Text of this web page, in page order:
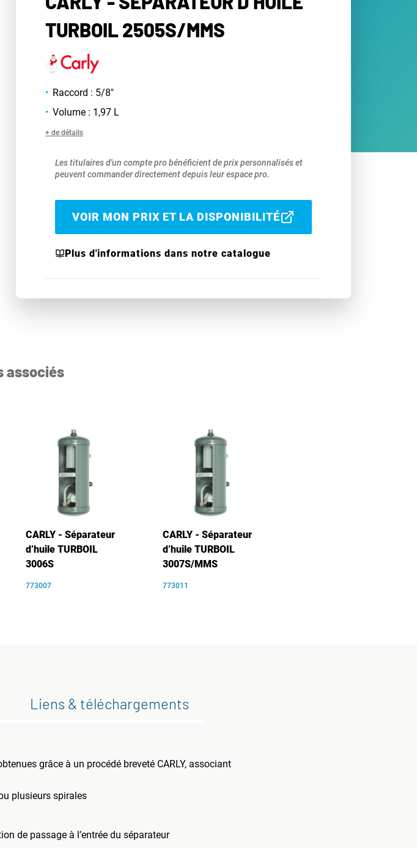
TURBOIL 2505S/MMS
Raccord : 5/8"
Volume : 1,97 L
+ de détails
Les titulaires d'un compte pro bénéficient de prix personnalisés et
peuvent commander directement depuis leur espace pro.
VOIR MON PRIX ET LA DISPONIBILITÉ
Plus d'informations dans notre catalogue
associés
CARLY - Séparateur
d’huile TURBOIL
3006S
773007
CARLY - Séparateur
d’huile TURBOIL
3007S/MMS
773011
Liens & téléchargements
grâce à un procédé breveté CARLY, associant
plusieurs spirales
de passage à l’entrée du séparateur